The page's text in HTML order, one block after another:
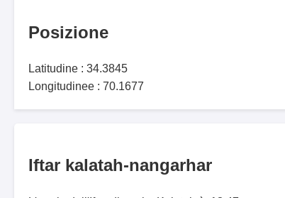
Posizione
Latitudine : 34.3845
Longitudinee : 70.1677
Iftar kalatah-nangarhar